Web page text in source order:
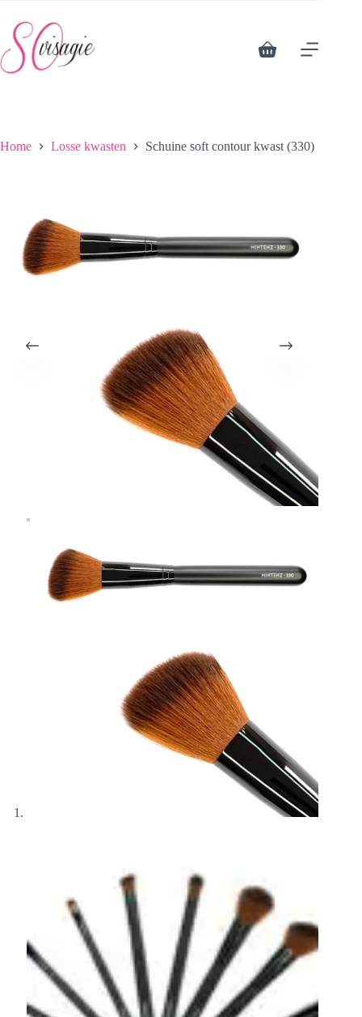
naar
inhoud
Winkelwagen
Home Losse kwasten Schuine soft contour kwast (330)